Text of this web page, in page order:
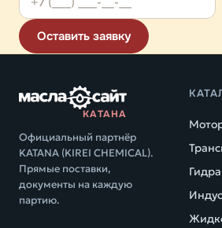
Оставить заявку
КАТАНА
Официальный партнёр
KATANA (KIREI CHEMICAL).
Прямые поставки,
документы на каждую
партию.